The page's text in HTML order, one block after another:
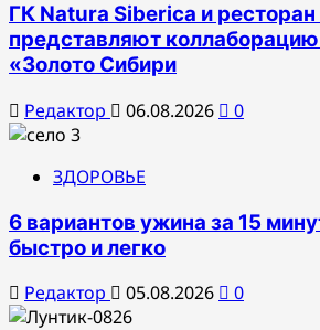
ГК Natura Siberica и
представляют
«Золото Сибири
Редактор 06.08.2026 0
ЗДОРОВЬЕ
6 вариантов ужина за 15
быстро и легко
Редактор 05.08.2026 0